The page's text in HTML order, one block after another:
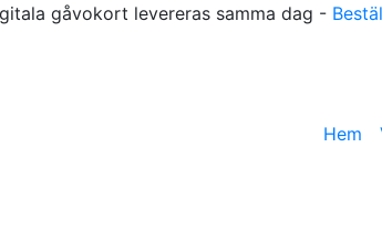
gåvokort levereras samma dag -
Hem